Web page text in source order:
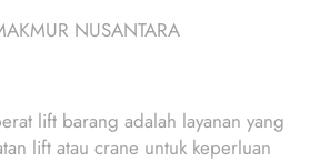
NUSANTARA
lift barang adalah layanan yang
lift atau crane untuk keperluan